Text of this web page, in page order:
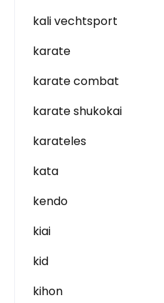
kali vechtsport
karate
karate combat
karate shukokai
karateles
kata
kendo
kiai
kid
kihon